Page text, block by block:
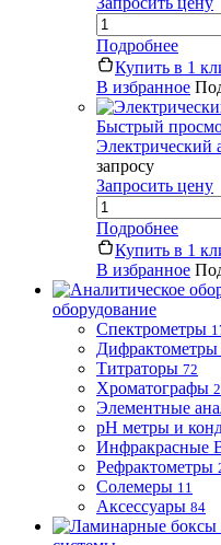
Подробнее
Купить в 1
В избранное
Быстрый
Электрический
запросу
Запросить цену
Подробнее
Купить в 1
В избранное
оборудование
Спектрометры
Дифрактометры
Титраторы 72
Хроматографы
Элементные
pH метры и
Инфракрасные
Рефрактометры
Солемеры 11
Аксессуары 84